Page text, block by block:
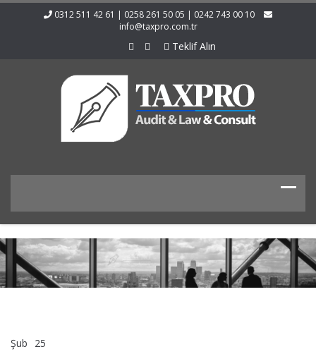
0312 511 42 61 | 0258 261 50 05 | 0242 743 00 10
info@taxpro.com.tr
Teklif Alın
Şub 25